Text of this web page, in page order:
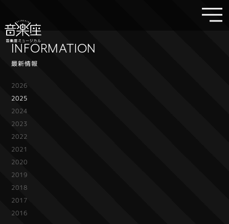
INFORMATION
最新情報
2026
2025
2024
2023
2022
2021
2020
2019
2018
2017
2016